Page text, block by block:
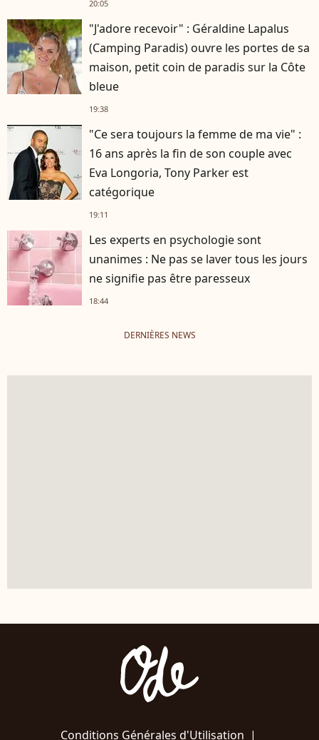
20:05
"J'adore recevoir" : Géraldine Lapalus
(Camping Paradis) ouvre les portes de sa
maison, petit coin de paradis sur la Côte
bleue
19:38
"Ce sera toujours la femme de ma vie" :
16 ans après la fin de son couple avec
Eva Longoria, Tony Parker est
catégorique
19:11
Les experts en psychologie sont
unanimes : Ne pas se laver tous les jours
ne signifie pas être paresseux
18:44
DERNIÈRES NEWS
Conditions Générales d'Utilisation |